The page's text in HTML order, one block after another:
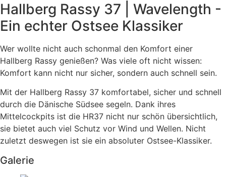
Hallberg Rassy 37 | Wavelength -
Ein echter Ostsee Klassiker
Wer wollte nicht auch schonmal den Komfort einer
Hallberg Rassy genießen? Was viele oft nicht wissen:
Komfort kann nicht nur sicher, sondern auch schnell sein.
Mit der Hallberg Rassy 37 komfortabel, sicher und schnell
durch die Dänische Südsee segeln. Dank ihres
Mittelcockpits ist die HR37 nicht nur schön übersichtlich,
sie bietet auch viel Schutz vor Wind und Wellen. Nicht
zuletzt deswegen ist sie ein absoluter Ostsee-Klassiker.
Galerie